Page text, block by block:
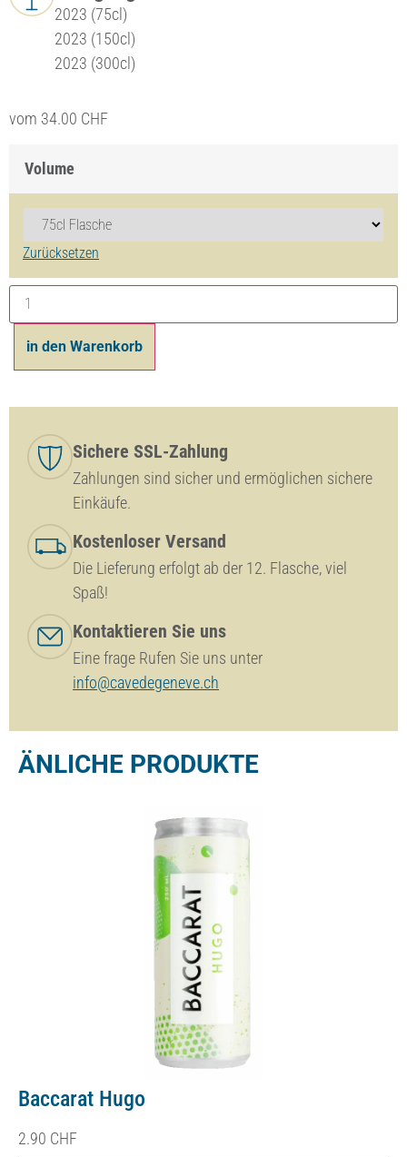
2023 (75cl)
2023 (150cl)
2023 (300cl)
vom 34.00 CHF
Volume
Zurücksetzen
in den Warenkorb
Sichere SSL-Zahlung
Zahlungen sind sicher und ermöglichen sichere
Einkäufe.
Kostenloser Versand
Die Lieferung erfolgt ab der 12. Flasche, viel
Spaß!
Kontaktieren Sie uns
Eine frage Rufen Sie uns unter
info@cavedegeneve.ch
ÄNLICHE PRODUKTE
Baccarat Hugo
2.90 CHF